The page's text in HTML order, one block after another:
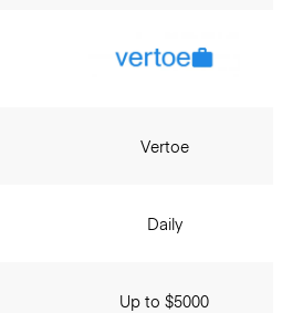
Vertoe
Daily
Up to $5000